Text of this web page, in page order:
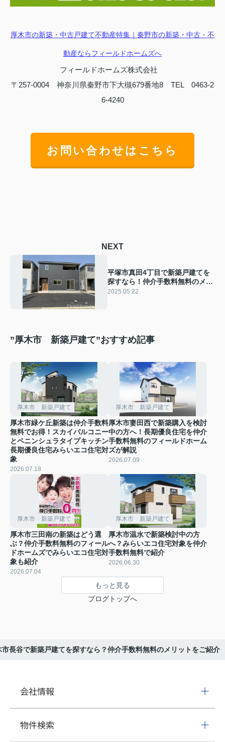
厚木市の新築・中古戸建て不動産特集｜秦野市の新築・中古・不
動産ならフィールドホームズへ
フィールドホームズ株式会社
〒257-0004 神奈川県秦野市下大槻679番地8 TEL 0463-2
6-4240
お問い合わせはこちら
NEXT
平塚市真田4丁目で新築戸建てを
探すなら！仲介手数料無料のメリ
ットをご紹介
2025.05.22
”厚木市 新築戸建て”おすすめ記事
厚木市 新築戸建て
厚木市緑ケ丘新築は仲介手数料
無料でお得！スカイバルコニー
とペニンシュラタイプキッチン
長期優良住宅みらいエコ住宅対
象
2026.07.18
厚木市 新築戸建て
厚木市妻田西で新築購入を検討
中の方へ！長期優良住宅を仲介
手数料無料のフィールドホーム
ズが解説
2026.07.09
厚木市 新築戸建て
厚木市三田南の新築はどう選
ぶ？仲介手数料無料のフィール
ドホームズでみらいエコ住宅対
象も紹介
2026.07.04
厚木市 新築戸建て
厚木市温水で新築検討中の方
へ？みらいエコ住宅対象を仲介
手数料無料で紹介
2026.06.30
もっと見る
ブログトップへ
市長谷で新築戸建てを探すなら？仲介手数料無料のメリットをご紹介
会社情報
物件検索